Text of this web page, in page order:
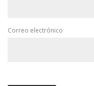
Correo electrónico